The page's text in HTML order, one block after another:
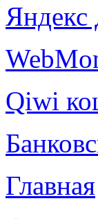
Яндекс
Qiwi
Главная